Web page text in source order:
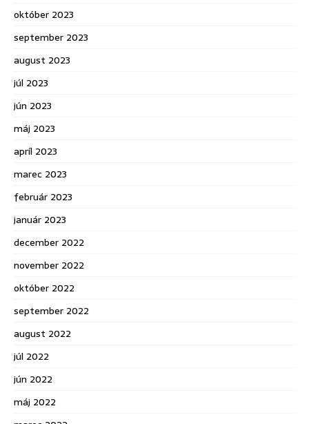
október 2023
september 2023
august 2023
júl 2023
jún 2023
máj 2023
apríl 2023
marec 2023
február 2023
január 2023
december 2022
november 2022
október 2022
september 2022
august 2022
júl 2022
jún 2022
máj 2022